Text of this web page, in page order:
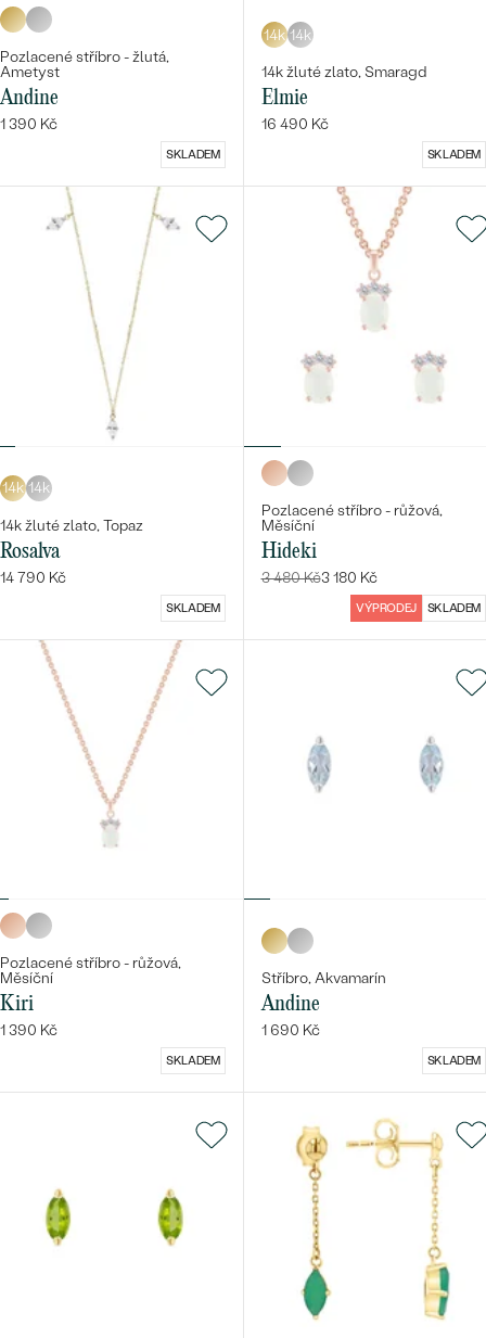
Pozlacené stříbro - žlutá,
Ametyst
Andine
1 390 Kč
SKLADEM
14k 14k
14k žluté zlato, Smaragd
Elmie
16 490 Kč
SKLADEM
14k 14k
14k žluté zlato, Topaz
Rosalva
14 790 Kč
SKLADEM
Pozlacené stříbro - růžová,
Měsíční
Hideki
3 480 Kč3 180 Kč
VÝPRODEJ SKLADEM
Pozlacené stříbro - růžová,
Měsíční
Kiri
1 390 Kč
SKLADEM
Stříbro, Akvamarín
Andine
1 690 Kč
SKLADEM